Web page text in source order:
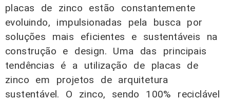
placas de zinco estão constantemente
evoluindo, impulsionadas pela busca por
soluções mais eficientes e sustentáveis na
construção e design. Uma das principais
tendências é a utilização de placas de
zinco em projetos de arquitetura
sustentável. O zinco, sendo 100% reciclável